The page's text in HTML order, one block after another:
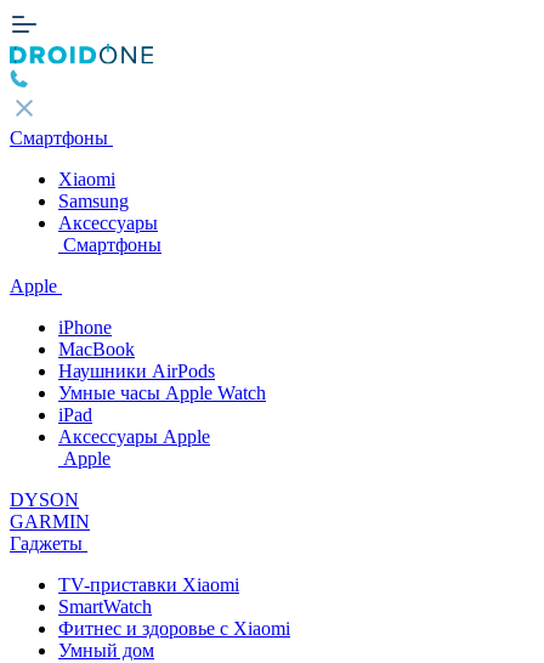
Смартфоны
Xiaomi
Samsung
Аксессуары
Смартфоны
Apple
iPhone
MacBook
Наушники AirPods
Умные часы Apple Watch
iPad
Аксессуары Apple
Apple
DYSON
GARMIN
Гаджеты
TV-приставки Xiaomi
SmartWatch
Фитнес и здоровье с Xiaomi
Умный дом